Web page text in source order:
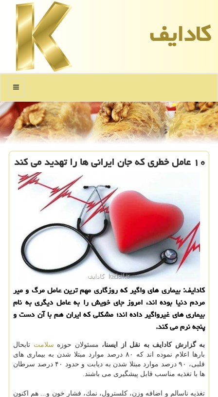
كادایف
منو
۱۰ عامل خطری كه جان ایرانی ها را تهدید می كند
كادایف: بیماری های واگیر كه روزگاری مهم ترین عامل مرگ و میر
مردم دنیا بوده اند، امروز جای خویش را به عامل دیگری به نام
بیماری های غیرواگیر داده اند؛ مشكلی كه ایران هم با آن دست و
پنجه نرم می كند.
به گزارش كادایف به نقل از ایسنا، مسئولان حوزه سلامت تابحال
بارها اعلام نموده اند كه ۸۰ درصد موارد مبتلا شدن به بیماری های
قلبی، ۹۰ درصد موارد مبتلا شدن به دیابت و حدود ۴۰ درصد سرطان
ها با تغذیه مناسب قابل پیشگیری می باشند.
تغذیه ناسالم و اضافه وزن، كلسترول، نمك، فشار خون و... هم اكنون